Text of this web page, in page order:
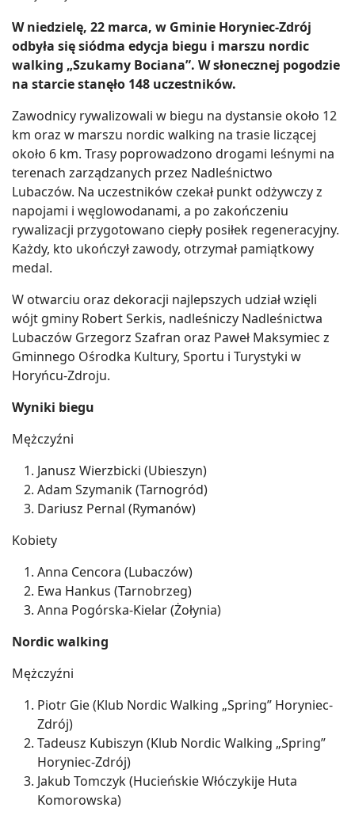
W niedzielę, 22 marca, w Gminie Horyniec-Zdrój
odbyła się siódma edycja biegu i marszu nordic
walking „Szukamy Bociana”. W słonecznej pogodzie
na starcie stanęło 148 uczestników.
Zawodnicy rywalizowali w biegu na dystansie około 12
km oraz w marszu nordic walking na trasie liczącej
około 6 km. Trasy poprowadzono drogami leśnymi na
terenach zarządzanych przez Nadleśnictwo
Lubaczów. Na uczestników czekał punkt odżywczy z
napojami i węglowodanami, a po zakończeniu
rywalizacji przygotowano ciepły posiłek regeneracyjny.
Każdy, kto ukończył zawody, otrzymał pamiątkowy
medal.
W otwarciu oraz dekoracji najlepszych udział wzięli
wójt gminy Robert Serkis, nadleśniczy Nadleśnictwa
Lubaczów Grzegorz Szafran oraz Paweł Maksymiec z
Gminnego Ośrodka Kultury, Sportu i Turystyki w
Horyńcu-Zdroju.
Wyniki biegu
Mężczyźni
Janusz Wierzbicki (Ubieszyn)
Adam Szymanik (Tarnogród)
Dariusz Pernal (Rymanów)
Kobiety
Anna Cencora (Lubaczów)
Ewa Hankus (Tarnobrzeg)
Anna Pogórska-Kielar (Żołynia)
Nordic walking
Mężczyźni
Piotr Gie (Klub Nordic Walking „Spring” Horyniec-
Zdrój)
Tadeusz Kubiszyn (Klub Nordic Walking „Spring”
Horyniec-Zdrój)
Jakub Tomczyk (Hucieńskie Włóczykije Huta
Komorowska)